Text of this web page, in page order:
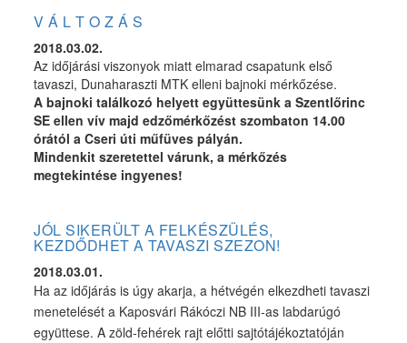
V Á L T O Z Á S
2018.03.02.
Az időjárási viszonyok miatt elmarad csapatunk első
tavaszi, Dunaharaszti MTK elleni bajnoki mérkőzése.
A bajnoki találkozó helyett együttesünk a Szentlőrinc
SE ellen vív majd edzőmérkőzést szombaton 14.00
órától a Cseri úti műfüves pályán.
Mindenkit szeretettel várunk, a mérkőzés
megtekintése ingyenes!
JÓL SIKERÜLT A FELKÉSZÜLÉS,
KEZDŐDHET A TAVASZI SZEZON!
2018.03.01.
Ha az időjárás is úgy akarja, a hétvégén elkezdheti tavaszi
menetelését a Kaposvári Rákóczi NB III-as labdarúgó
együttese. A zöld-fehérek rajt előtti sajtótájékoztatóján